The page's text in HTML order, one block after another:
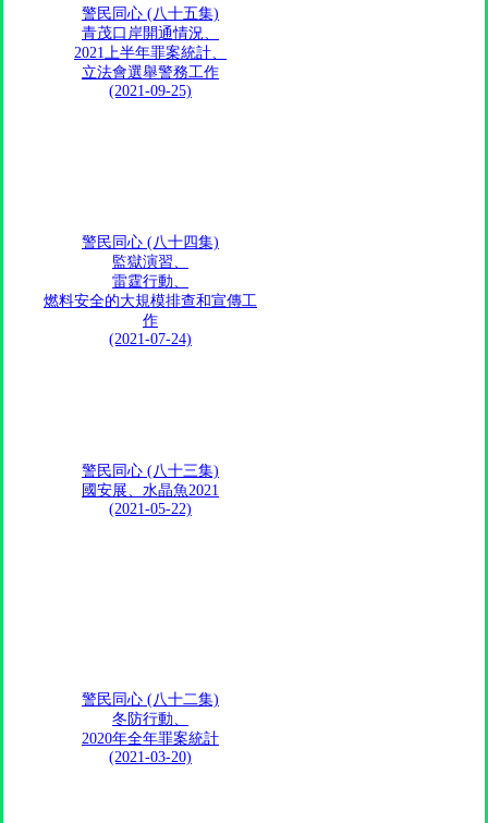
警民同心 (八十五集)
青茂口岸開通情況、
2021上半年罪案統計、
立法會選舉警務工作
(2021-09-25)
警民同心 (八十四集)
監獄演習、
雷霆行動、
燃料安全的大規模排查和宣傳工
作
(2021-07-24)
警民同心 (八十三集)
國安展、水晶魚2021
(2021-05-22)
警民同心 (八十二集)
冬防行動、
2020年全年罪案統計
(2021-03-20)